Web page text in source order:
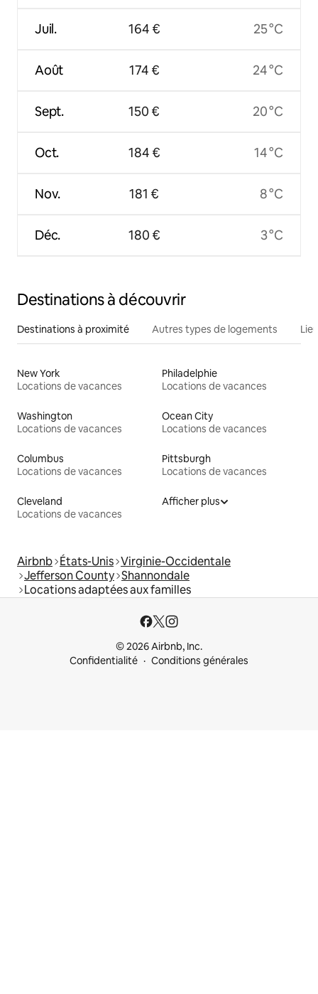
Juil.
Août
Sept.
Oct.
Nov.
Déc.
164 €
174 €
150 €
184 €
181 €
180 €
25 °C
24 °C
20 °C
14 °C
8 °C
3 °C
Destinations à découvrir
Destinations à proximité Autres types de logements
New York
Locations de vacances
Philadelphie
Locations de vacances
Washington
Locations de vacances
Ocean City
Locations de vacances
Columbus
Locations de vacances
Pittsburgh
Locations de vacances
Cleveland
Locations de vacances
Afficher plus
Airbnb États-Unis Virginie-Occidentale
Jefferson County Shannondale
Locations adaptées aux familles
© 2026 Airbnb, Inc.
Confidentialité
Conditions générales